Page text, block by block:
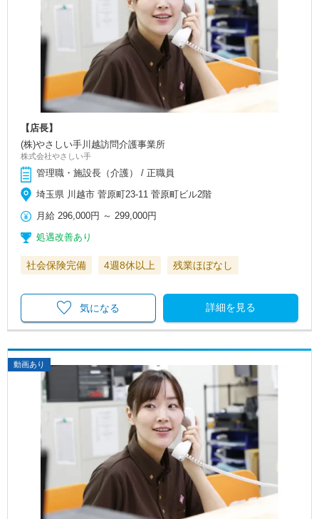
【店長】
(株)やさしい手川越訪問介護事業所
株式会社やさしい手
管理職・施設長（介護） / 正職員
埼玉県 川越市 菅原町23-11 菅原町ビル2階
月給 296,000円 ～ 299,000円
処遇改善あり
社会保険完備 4週8休以上 残業ほぼなし
詳細を見る
気になる
動画あり